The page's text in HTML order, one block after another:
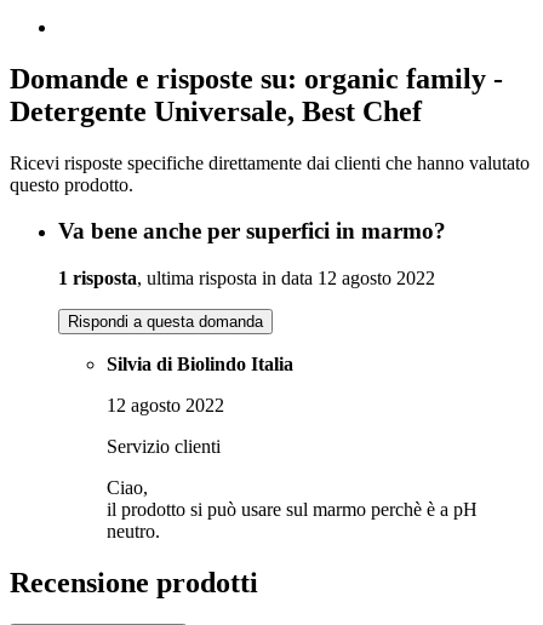
Domande e risposte su: organic family -
Detergente Universale, Best Chef
Ricevi risposte specifiche direttamente dai clienti che hanno valutato
questo prodotto.
Va bene anche per superfici in marmo?
1 risposta, ultima risposta in data 12 agosto 2022
Rispondi a questa domanda
Silvia di Biolindo Italia
12 agosto 2022
Servizio clienti
Ciao,
il prodotto si può usare sul marmo perchè è a pH
neutro.
Recensione prodotti